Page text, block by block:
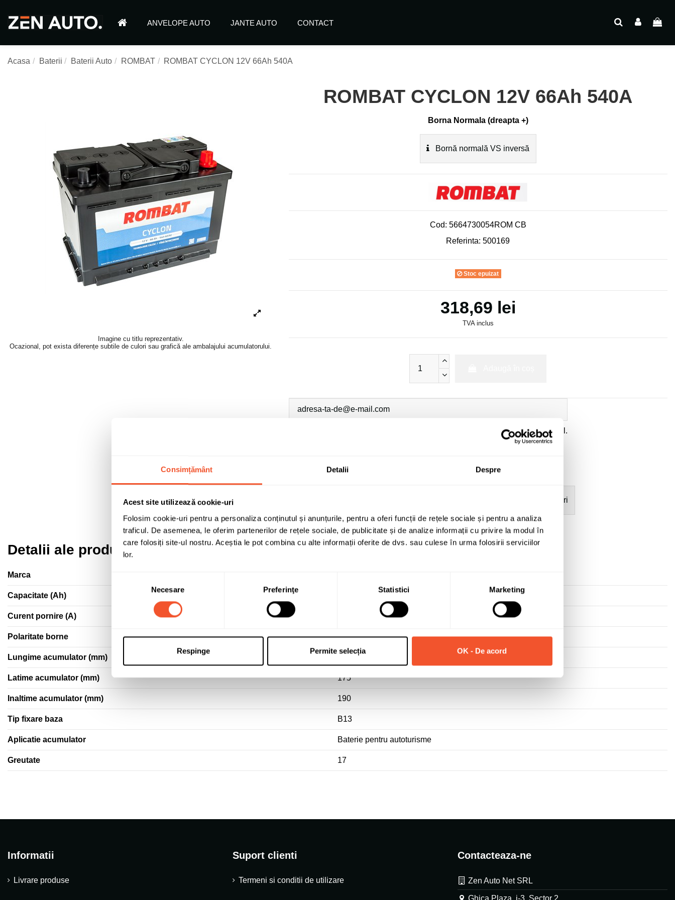
Consimțământ Detalii Despre
Acest site utilizează cookie-uri
Folosim cookie-uri pentru a personaliza conținutul și anunțurile, pentru a oferi funcții de rețele sociale și pentru a analiza
traficul. De asemenea, le oferim partenerilor de rețele sociale, de publicitate și de analize informații cu privire la modul în
care folosiți site-ul nostru. Aceștia le pot combina cu alte informații oferite de dvs. sau culese în urma folosirii serviciilor
lor.
consimțământului
Necesare Preferinţe Statistici Marketing
Respinge Permite selecția OK - De acord
ANVELOPE AUTO JANTE AUTO CONTACT
Acasa Baterii Baterii Auto ROMBAT ROMBAT CYCLON 12V 66Ah 540A
Imagine cu titlu reprezentativ.
Ocazional, pot exista diferențe subtile de culori sau grafică ale ambalajului acumulatorului.
ROMBAT CYCLON 12V 66Ah 540A
Borna Normala (dreapta +)
Bornă normală VS inversă
Cod: 5664730054ROM CB
Referinta: 500169
Stoc epuizat
318,69 lei
TVA inclus
a datelor cu caracter personal.
Garanție acumulatori
Detalii ale produsului
Marca
Capacitate (Ah)
Curent pornire (A)
Polaritate borne Normala (dreapta +)
Lungime acumulator (mm)
Latime acumulator (mm) 175
Inaltime acumulator (mm) 190
Tip fixare baza B13
Aplicatie acumulator Baterie pentru autoturisme
Greutate 17
Informatii
Livrare produse
Suport clienti
Termeni si conditii de utilizare
Contacteaza-ne
Zen Auto Net SRL